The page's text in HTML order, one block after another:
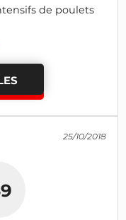
de poulets
25/10/2018